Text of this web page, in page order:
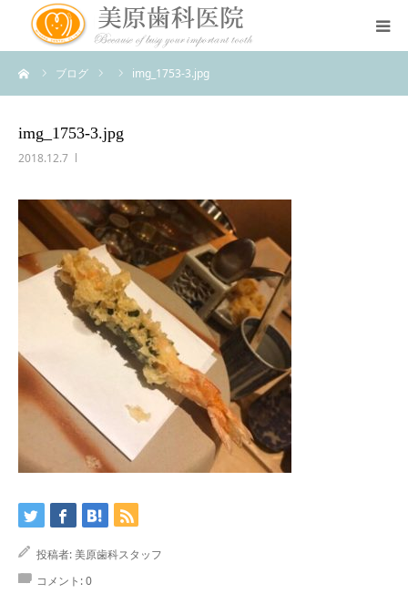
ブログ img_1753-3.jpg
img_1753-3.jpg
2018.12.7
投稿者:美原歯科スタッフ
コメント:0
医院のコンセプト
診療案内
アクセス
スタッフ紹介
スタッフブログ